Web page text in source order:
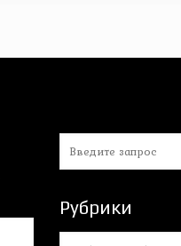
Рубрики